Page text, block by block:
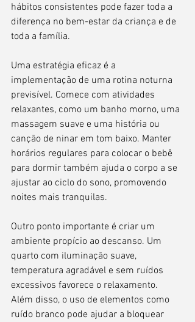
hábitos consistentes pode fazer toda a
diferença no bem-estar da criança e de
toda a família.
Uma estratégia eficaz é a
implementação de uma rotina noturna
previsível. Comece com atividades
relaxantes, como um banho morno, uma
massagem suave e uma história ou
canção de ninar em tom baixo. Manter
horários regulares para colocar o bebê
para dormir também ajuda o corpo a se
ajustar ao ciclo do sono, promovendo
noites mais tranquilas.
Outro ponto importante é criar um
ambiente propício ao descanso. Um
quarto com iluminação suave,
temperatura agradável e sem ruídos
excessivos favorece o relaxamento.
Além disso, o uso de elementos como
ruído branco pode ajudar a bloquear